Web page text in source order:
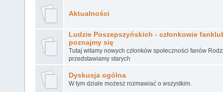
Aktualności
Ludzie Poszepszyńskich - członkowie
poznajmy się
Tutaj witamy nowych członków społeczności fanów
przedstawiamy starych
Dyskusja ogólna
W tym dziale możesz rozmawiać o wszystkim.